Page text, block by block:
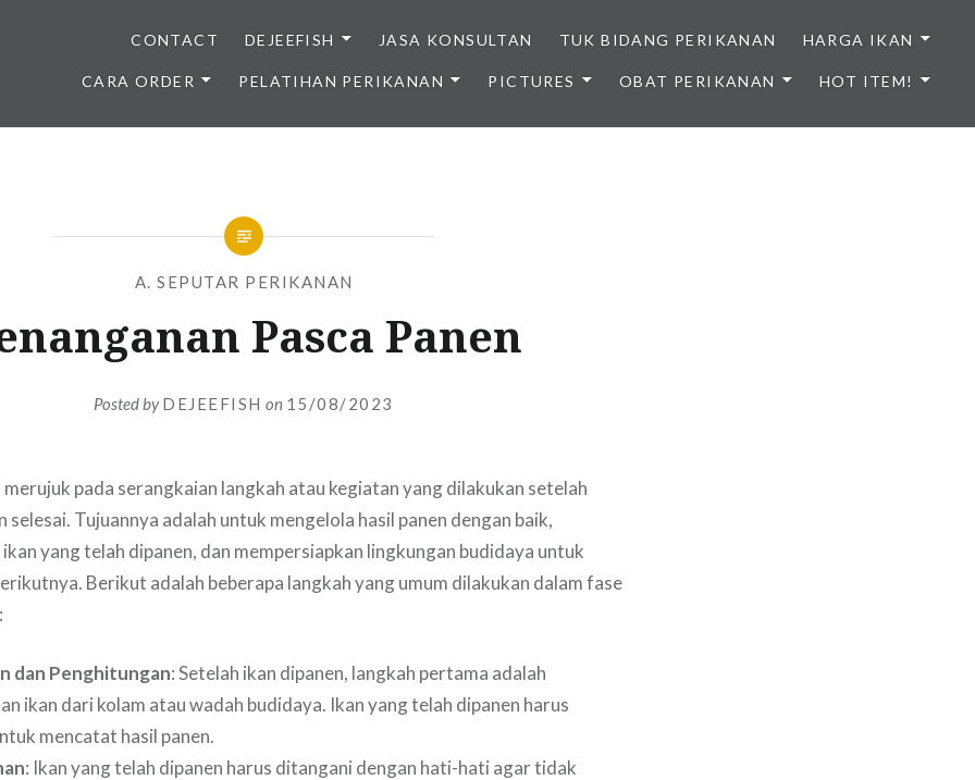
IKAN BERKUALITAS INDONESIA
CONTACT DEJEEFISH JASA KONSULTAN TUK BIDANG PERIKANAN HARGA IKAN
CARA ORDER PELATIHAN PERIKANAN PICTURES OBAT PERIKANAN HOT ITEM!
A. SEPUTAR PERIKANAN
Pasca Panen
Posted byDEJEEFISH on 15/08/2023
merujuk pada serangkaian langkah atau kegiatan yang dilakukan setelah
selesai. Tujuannya adalah untuk mengelola hasil panen dengan baik,
yang telah dipanen, dan mempersiapkan lingkungan budidaya untuk
Berikut adalah beberapa langkah yang umum dilakukan dalam fase
dan Penghitungan: Setelah ikan dipanen, langkah pertama adalah
ikan dari kolam atau wadah budidaya. Ikan yang telah dipanen harus
mencatat hasil panen.
: Ikan yang telah dipanen harus ditangani dengan hati-hati agar tidak